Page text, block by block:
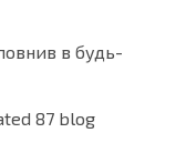
в будь-
87 blog